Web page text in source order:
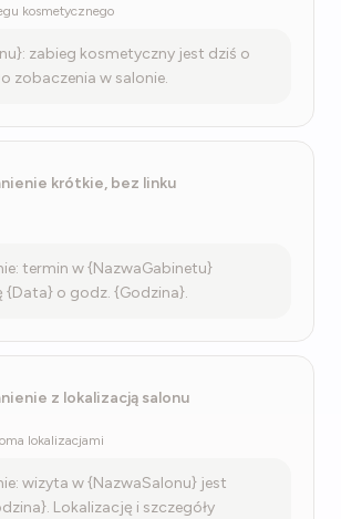
kosmetycznego
zabieg kosmetyczny jest dziś o
zobaczenia w salonie.
krótkie, bez linku
termin w {NazwaGabinetu}
{Data} o godz. {Godzina}.
z lokalizacją salonu
lokalizacjami
wizyta w {NazwaSalonu} jest
Lokalizację i szczegóły